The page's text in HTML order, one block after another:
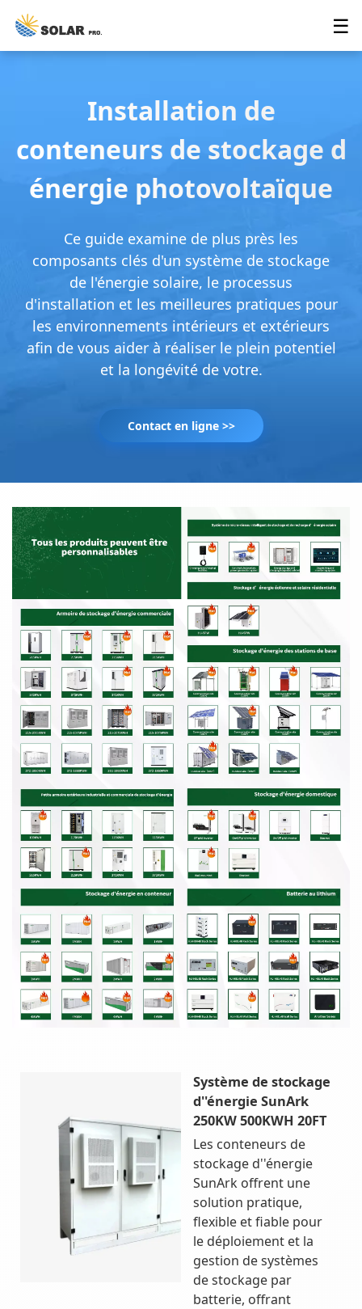
☰
Installation de
conteneurs de stockage d
énergie photovoltaïque
Ce guide examine de plus près les
composants clés d'un système de stockage
de l'énergie solaire, le processus
d'installation et les meilleures pratiques pour
les environnements intérieurs et extérieurs
afin de vous aider à réaliser le plein potentiel
et la longévité de votre.
Contact en ligne >>
Système de stockage
d''énergie SunArk
250KW 500KWH 20FT
Les conteneurs de
stockage d''énergie
SunArk offrent une
solution pratique,
flexible et fiable pour
le déploiement et la
gestion de systèmes
de stockage par
batterie, offrant